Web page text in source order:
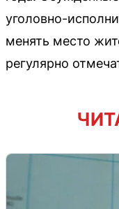
уголовно-
менять место
регулярно